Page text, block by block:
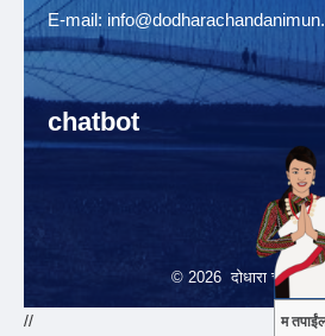
E-mail:
chatbot
© 2026 दोधारा चादँनी
म
//